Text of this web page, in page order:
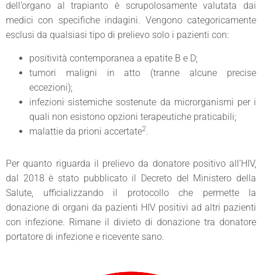
dell’organo al trapianto è scrupolosamente valutata dai
medici con specifiche indagini. Vengono categoricamente
esclusi da qualsiasi tipo di prelievo solo i pazienti con:
positività contemporanea a epatite B e D;
tumori maligni in atto (tranne alcune precise
eccezioni);
infezioni sistemiche sostenute da microrganismi per i
quali non esistono opzioni terapeutiche praticabili;
malattie da prioni accertate2.
Per quanto riguarda il prelievo da donatore positivo all’HIV,
dal 2018 è stato pubblicato il Decreto del Ministero della
Salute, ufficializzando il protocollo che permette la
donazione di organi da pazienti HIV positivi ad altri pazienti
con infezione. Rimane il divieto di donazione tra donatore
portatore di infezione e ricevente sano.